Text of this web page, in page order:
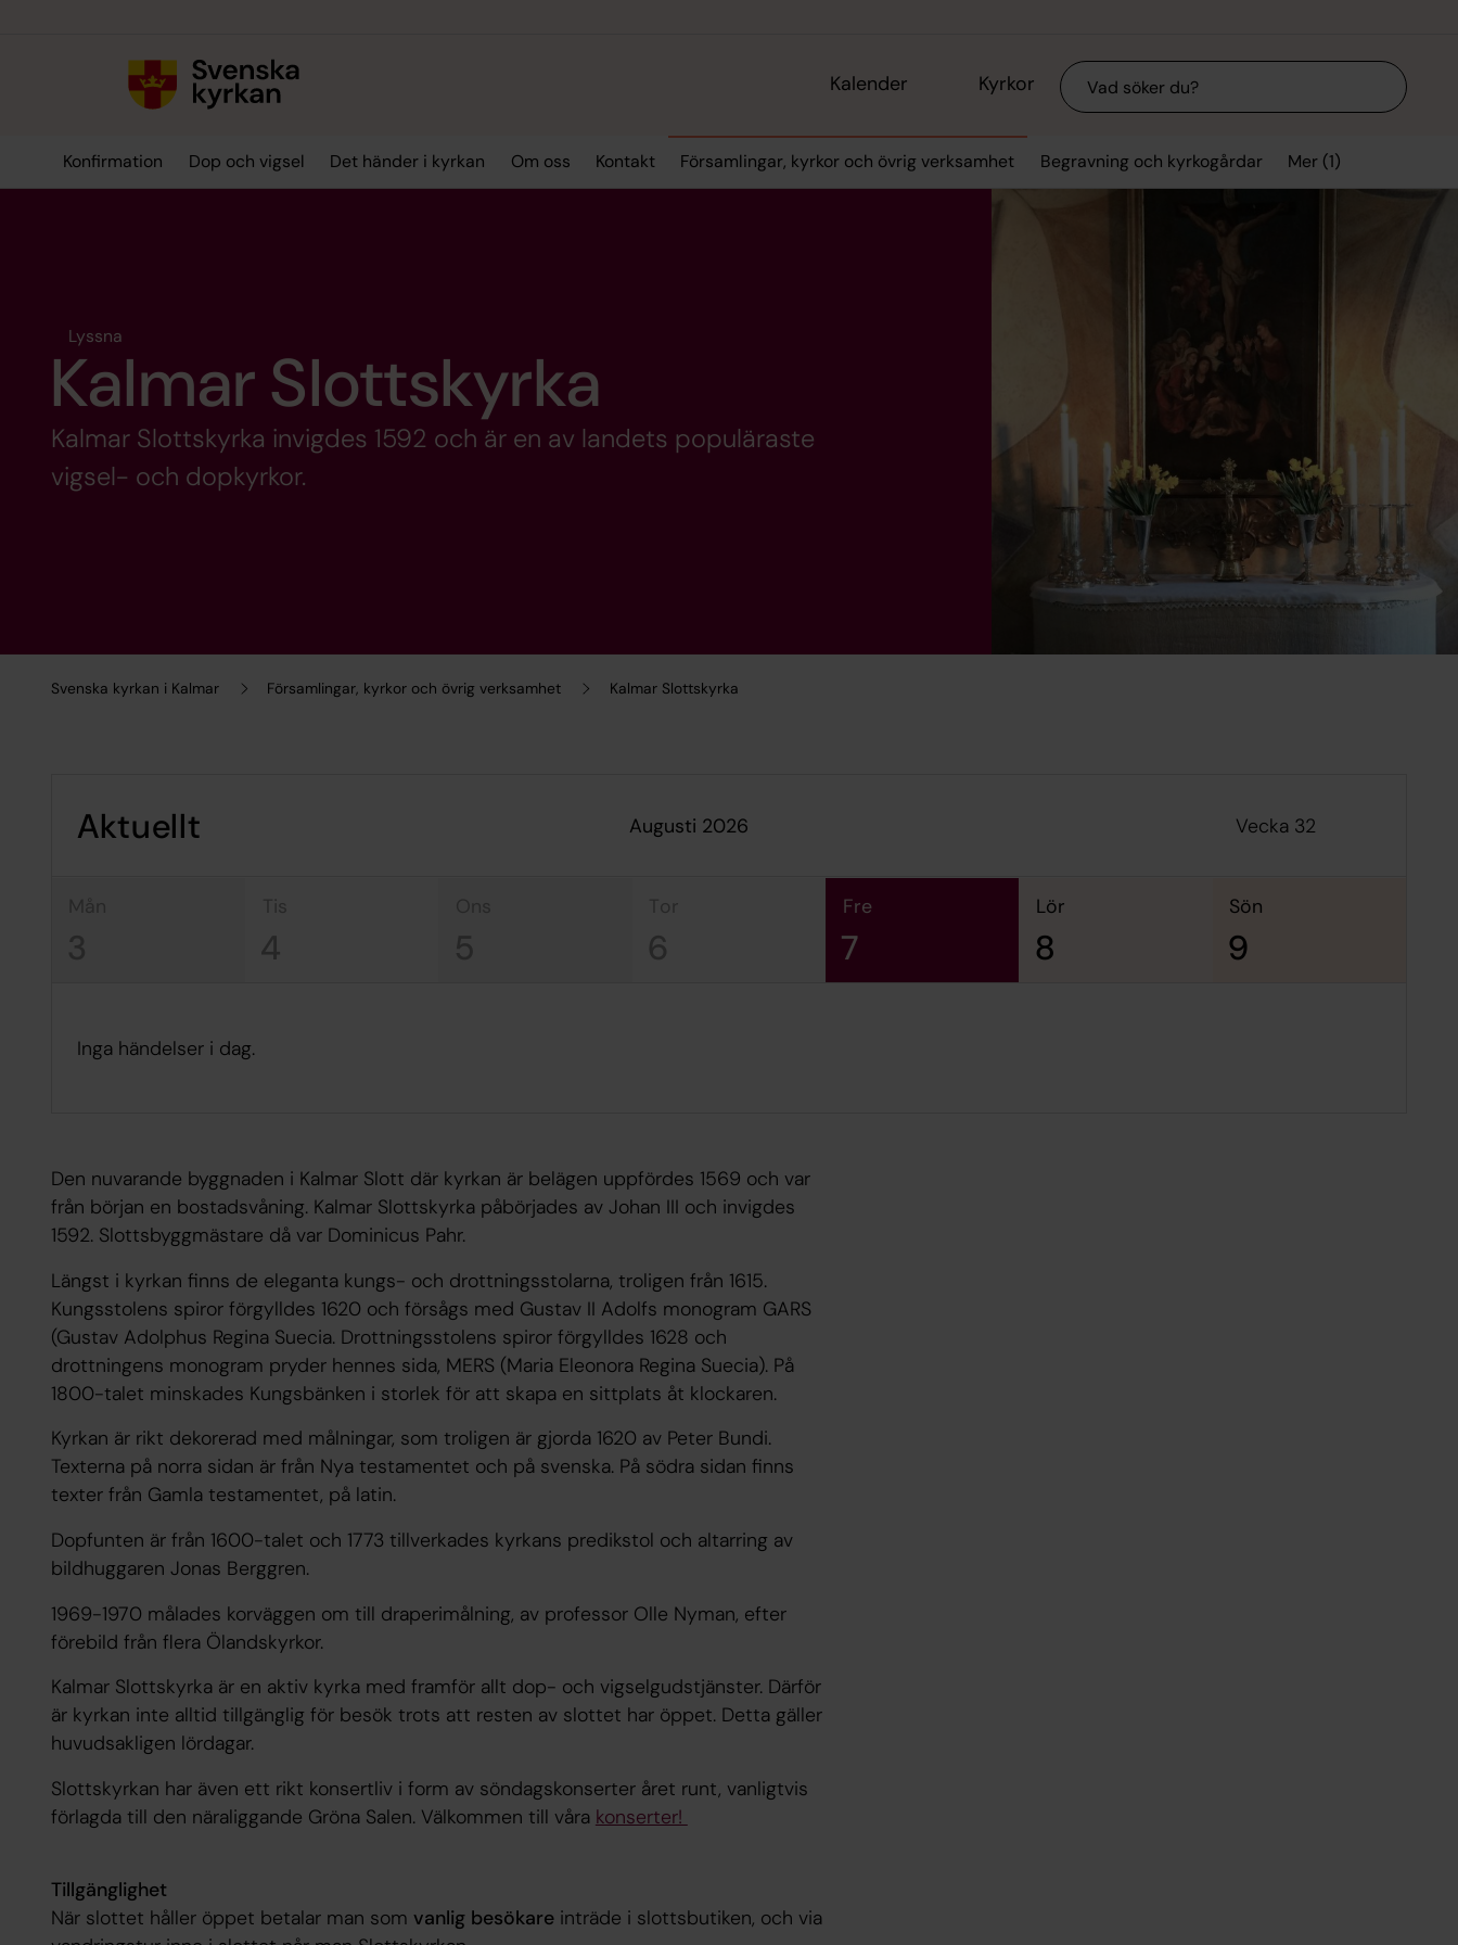
Kalender Kyrkor Sök
Konfirmation Dop och vigsel Det händer i kyrkan Om oss Kontakt Församlingar, kyrkor och övrig verksamhet Begravning och kyrkogårdar Mer (1)
Svenska kyrkan i Kalmar Församlingar, kyrkor och övrig verksamhet Kalmar Slottskyrka
Lyssna
Kalmar Slottskyrka
Kalmar Slottskyrka invigdes 1592 och är en av landets populäraste
vigsel- och dopkyrkor.
Aktuellt augusti 2026 Vecka 32
tis
4
tor
6
fre
7
lör
8
sön
9
Inga händelser i dag.
Den nuvarande byggnaden i Kalmar Slott där kyrkan är belägen uppfördes 1569 och var
från början en bostadsvåning. Kalmar Slottskyrka påbörjades av Johan III och invigdes
1592. Slottsbyggmästare då var Dominicus Pahr.
Längst i kyrkan finns de eleganta kungs- och drottningsstolarna, troligen från 1615.
Kungsstolens spiror förgylldes 1620 och försågs med Gustav II Adolfs monogram GARS
(Gustav Adolphus Regina Suecia. Drottningsstolens spiror förgylldes 1628 och
drottningens monogram pryder hennes sida, MERS (Maria Eleonora Regina Suecia). På
1800-talet minskades Kungsbänken i storlek för att skapa en sittplats åt klockaren.
Kyrkan är rikt dekorerad med målningar, som troligen är gjorda 1620 av Peter Bundi.
Texterna på norra sidan är från Nya testamentet och på svenska. På södra sidan finns
texter från Gamla testamentet, på latin.
Dopfunten är från 1600-talet och 1773 tillverkades kyrkans predikstol och altarring av
bildhuggaren Jonas Berggren.
1969-1970 målades korväggen om till draperimålning, av professor Olle Nyman, efter
förebild från flera Ölandskyrkor.
Kalmar Slottskyrka är en aktiv kyrka med framför allt dop- och vigselgudstjänster. Därför
är kyrkan inte alltid tillgänglig för besök trots att resten av slottet har öppet. Detta gäller
huvudsakligen lördagar.
Slottskyrkan har även ett rikt konsertliv i form av söndagskonserter året runt, vanligtvis
förlagda till den näraliggande Gröna Salen. Välkommen till våra konserter!
Tillgänglighet
När slottet håller öppet betalar man som vanlig besökareinträde i slottsbutiken, och via